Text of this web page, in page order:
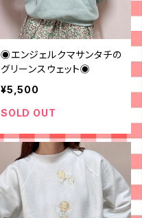
◉エンジェルクマサンタチの
グリーンスウェット◉
¥5,500
SOLD OUT